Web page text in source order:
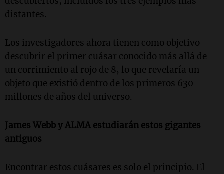
distantes.
Los investigadores ahora tienen como objetivo
descubrir el primer cuásar conocido más allá de
un corrimiento al rojo de 8, lo que revelaría un
objeto que existió dentro de los primeros 630
millones de años del universo.
James Webb y ALMA estudiarán estos gigantes
antiguos
Encontrar estos cuásares es solo el principio. El